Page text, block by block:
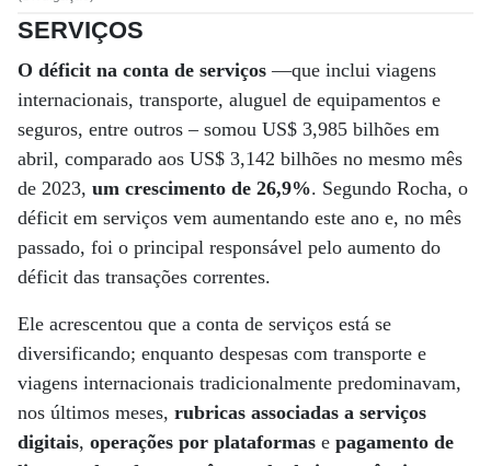
SERVIÇOS
O déficit na conta de serviços —que inclui viagens
internacionais, transporte, aluguel de equipamentos e
seguros, entre outros – somou US$ 3,985 bilhões em
abril, comparado aos US$ 3,142 bilhões no mesmo mês
de 2023, um crescimento de 26,9%. Segundo Rocha, o
déficit em serviços vem aumentando este ano e, no mês
passado, foi o principal responsável pelo aumento do
déficit das transações correntes.
Ele acrescentou que a conta de serviços está se
diversificando; enquanto despesas com transporte e
viagens internacionais tradicionalmente predominavam,
nos últimos meses, rubricas associadas a serviços
digitais, operações por plataformas e pagamento de